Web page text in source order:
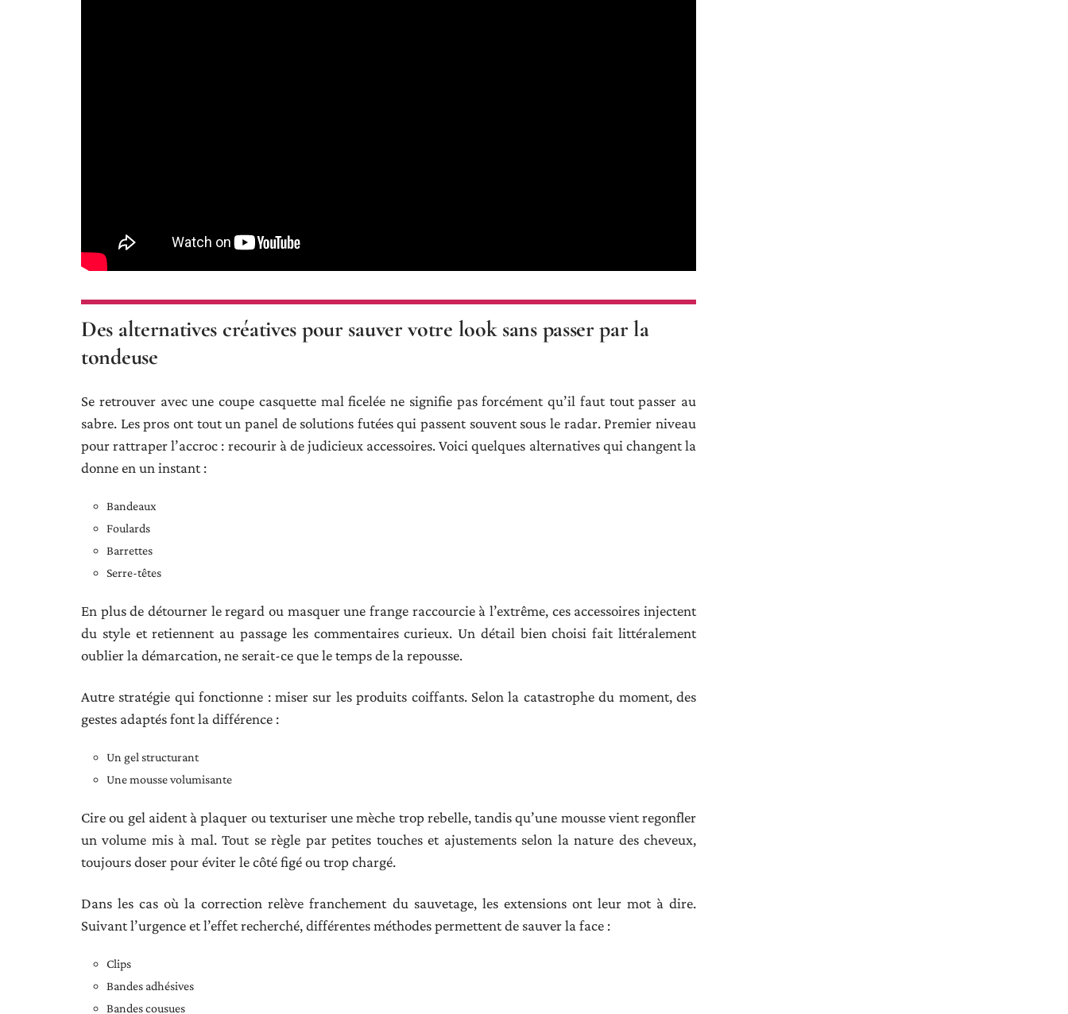
Des alternatives créatives pour sauver votre look sans passer par la
tondeuse
Se retrouver avec une coupe casquette mal ficelée ne signifie pas forcément qu’il faut tout passer au
sabre. Les pros ont tout un panel de solutions futées qui passent souvent sous le radar. Premier niveau
pour rattraper l’accroc : recourir à de judicieux accessoires. Voici quelques alternatives qui changent la
donne en un instant :
Bandeaux
Foulards
Barrettes
Serre-têtes
En plus de détourner le regard ou masquer une frange raccourcie à l’extrême, ces accessoires injectent
du style et retiennent au passage les commentaires curieux. Un détail bien choisi fait littéralement
oublier la démarcation, ne serait-ce que le temps de la repousse.
Autre stratégie qui fonctionne : miser sur les produits coiffants. Selon la catastrophe du moment, des
gestes adaptés font la différence :
Un gel structurant
Une mousse volumisante
Cire ou gel aident à plaquer ou texturiser une mèche trop rebelle, tandis qu’une mousse vient regonfler
un volume mis à mal. Tout se règle par petites touches et ajustements selon la nature des cheveux,
toujours doser pour éviter le côté figé ou trop chargé.
Dans les cas où la correction relève franchement du sauvetage, les extensions ont leur mot à dire.
Suivant l’urgence et l’effet recherché, différentes méthodes permettent de sauver la face :
Clips
Bandes adhésives
Bandes cousues